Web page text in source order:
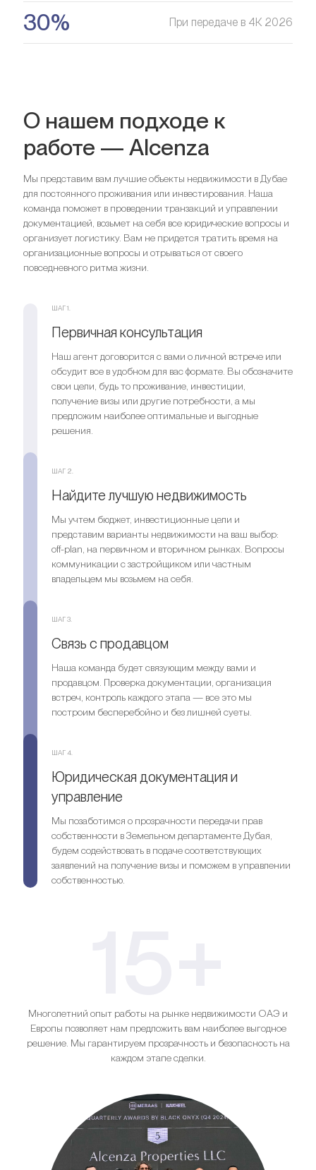
30% При передаче в 4К 2026
О нашем подходе к
работе — Alcenza
Мы представим вам лучшие объекты недвижимости в Дубае
для постоянного проживания или инвестирования. Наша
команда поможет в проведении транзакций и управлении
документацией, возьмет на себя все юридические вопросы и
организует логистику. Вам не придется тратить время на
организационные вопросы и отрываться от своего
повседневного ритма жизни.
ШАГ 1.
Первичная консультация
Наш агент договорится с вами о личной встрече или
обсудит все в удобном для вас формате. Вы обозначите
свои цели, будь то проживание, инвестиции,
получение визы или другие потребности, а мы
предложим наиболее оптимальные и выгодные
решения.
ШАГ 2.
Найдите лучшую недвижимость
Мы учтем бюджет, инвестиционные цели и
представим варианты недвижимости на ваш выбор:
off-plan, на первичном и вторичном рынках. Вопросы
коммуникации с застройщиком или частным
владельцем мы возьмем на себя.
ШАГ 3.
Связь с продавцом
Наша команда будет связующим между вами и
продавцом. Проверка документации, организация
встреч, контроль каждого этапа — все это мы
построим бесперебойно и без лишней суеты.
ШАГ 4.
Юридическая документация и
управление
Мы позаботимся о прозрачности передачи прав
собственности в Земельном департаменте Дубая,
будем содействовать в подаче соответствующих
заявлений на получение визы и поможем в управлении
собственностью.
Многолетний опыт работы на рынке недвижимости ОАЭ и
Европы позволяет нам предложить вам наиболее выгодное
решение. Мы гарантируем прозрачность и безопасность на
каждом этапе сделки.